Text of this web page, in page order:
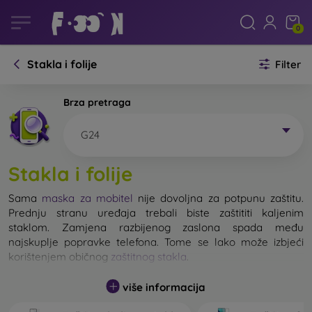
0
Stakla i folije Filter
Brza pretraga
G24
Stakla i folije
Sama maska za mobitel nije dovoljna za potpunu zaštitu.
Prednju stranu uređaja trebali biste zaštititi kaljenim
staklom. Zamjena razbijenog zaslona spada među
najskuplje popravke telefona. Tome se lako može izbjeći
korištenjem običnog zaštitnog stakla
Nerazbijivo staklo za mobitel ne postoji, ali u većini slučajeva
više informacija